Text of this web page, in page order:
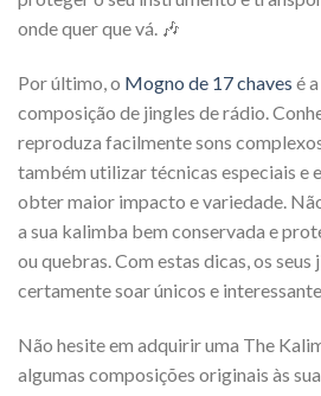
onde quer que vá. 🎶
Por último, o Mogno de 17 chaves é
composição de jingles de rádio.
reproduza facilmente sons
também utilizar técnicas especiais e
obter maior impacto e variedade.
a sua kalimba bem conservada e
ou quebras. Com estas dicas, os seus
certamente soar únicos e
Não hesite em adquirir uma The
algumas composições originais às